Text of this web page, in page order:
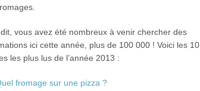
vous avez été nombreux à venir chercher des
ici cette année, plus de 100 000 ! Voici les 10
les plus lus de l’année 2013 :
fromage sur une pizza ?